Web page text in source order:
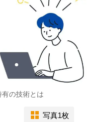
有の技術とは
写真1枚